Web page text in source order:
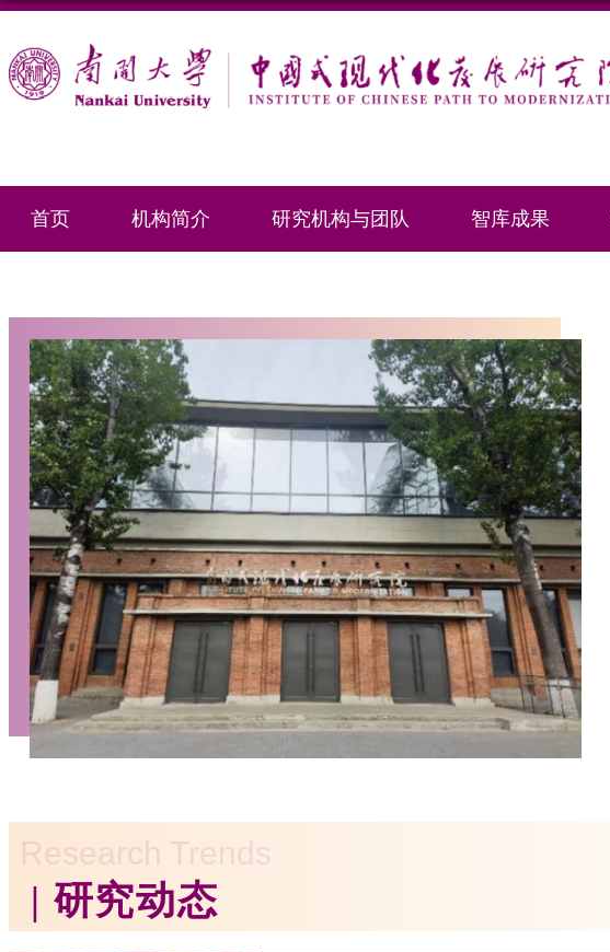
首页 机构简介 研究机构与团队 智库成果
Research Trends
| 研究动态